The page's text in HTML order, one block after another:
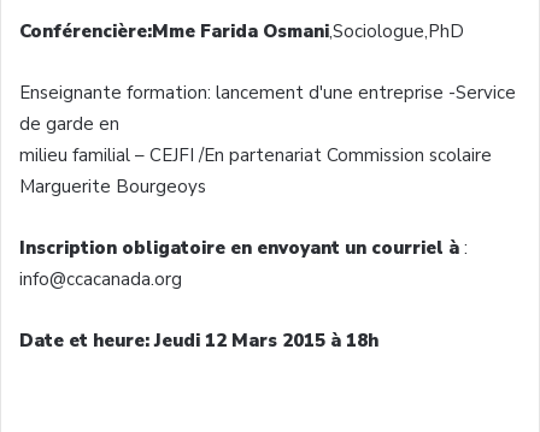
Conférencière:Mme Farida Osmani,Sociologue,PhD
Enseignante formation: lancement d'une entreprise -Service
de garde en
milieu familial – CEJFI /En partenariat Commission scolaire
Marguerite Bourgeoys
Inscription obligatoire en envoyant un courriel à :
info@ccacanada.org
Date et heure: Jeudi 12 Mars 2015 à 18h